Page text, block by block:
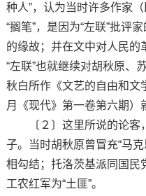
种人”，认为当时许多作家
“搁笔”，是因为“左联”批评
的缘故；并在文中对人民的
“左联”也就继续对胡秋原、
秋白所作《文艺的自由和文
月《现代》第一卷第六期）
〔２〕这里所说的论客
子。当时胡秋原曾冒充“马
相勾结；托洛茨基派同国民
工农红军为“土匪”。